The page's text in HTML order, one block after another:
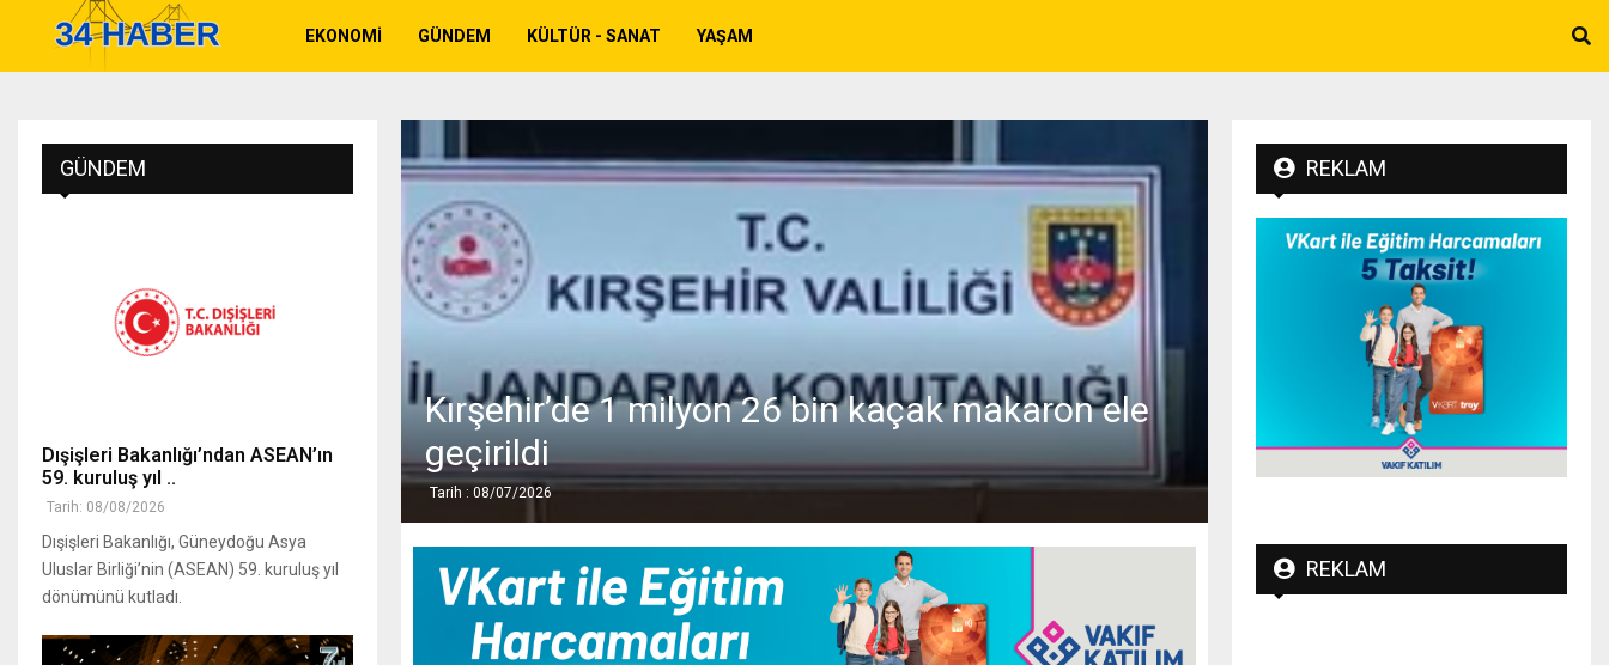
EKONOMI GÜNDEM KÜLTÜR - SANAT YAŞAM
Kırşehir’de 1 milyon 26 bin kaçak makaron ele
geçirildi
Tarih : 08/07/2026
GÜNDEM
Dışişleri Bakanlığı’ndan ASEAN’ın
59. kuruluş yıl ..
Tarih: 08/08/2026
Dışişleri Bakanlığı, Güneydoğu Asya
Uluslar Birliği’nin (ASEAN) 59. kuruluş yıl
dönümünü kutladı.
REKLAM
REKLAM